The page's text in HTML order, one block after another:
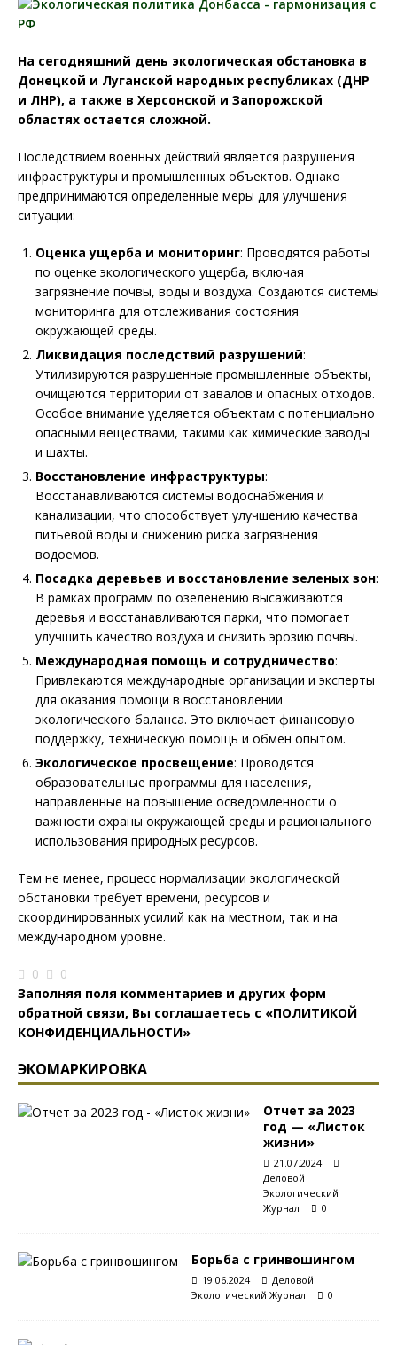
На сегодняшний день экологическая обстановка в
Донецкой и Луганской народных республиках (ДНР
и ЛНР), а также в Херсонской и Запорожской
областях остается сложной.
Последствием военных действий является разрушения
инфраструктуры и промышленных объектов. Однако
предпринимаются определенные меры для улучшения
ситуации:
Оценка ущерба и мониторинг: Проводятся работы
по оценке экологического ущерба, включая
загрязнение почвы, воды и воздуха. Создаются системы
мониторинга для отслеживания состояния
окружающей среды.
Ликвидация последствий разрушений:
Утилизируются разрушенные промышленные объекты,
очищаются территории от завалов и опасных отходов.
Особое внимание уделяется объектам с потенциально
опасными веществами, такими как химические заводы
и шахты.
Восстановление инфраструктуры:
Восстанавливаются системы водоснабжения и
канализации, что способствует улучшению качества
питьевой воды и снижению риска загрязнения
водоемов.
Посадка деревьев и восстановление зеленых зон:
В рамках программ по озеленению высаживаются
деревья и восстанавливаются парки, что помогает
улучшить качество воздуха и снизить эрозию почвы.
Международная помощь и сотрудничество:
Привлекаются международные организации и эксперты
для оказания помощи в восстановлении
экологического баланса. Это включает финансовую
поддержку, техническую помощь и обмен опытом.
Экологическое просвещение: Проводятся
образовательные программы для населения,
направленные на повышение осведомленности о
важности охраны окружающей среды и рационального
использования природных ресурсов.
Тем не менее, процесс нормализации экологической
обстановки требует времени, ресурсов и
скоординированных усилий как на местном, так и на
международном уровне.
0
0
Заполняя поля комментариев и других форм
обратной связи, Вы соглашаетесь с «ПОЛИТИКОЙ
КОНФИДЕНЦИАЛЬНОСТИ»
ЭКОМАРКИРОВКА
Отчет за 2023
год — «Листок
жизни»
21.07.2024
Деловой
Экологический
Журнал
0
Борьба с гринвошингом
19.06.2024
Деловой
Экологический Журнал
0